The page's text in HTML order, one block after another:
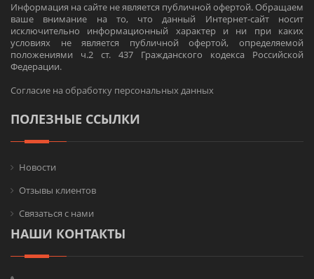
Информация на сайте не является публичной офертой. Обращаем
ваше внимание на то, что данный Интернет-сайт носит
исключительно информационный характер и ни при каких
условиях не является публичной офертой, определяемой
положениями ч.2 ст. 437 Гражданского кодекса Российской
Федерации.
Согласие на обработку персональных данных
ПОЛЕЗНЫЕ ССЫЛКИ
Новости
Отзывы клиентов
Связаться с нами
НАШИ КОНТАКТЫ